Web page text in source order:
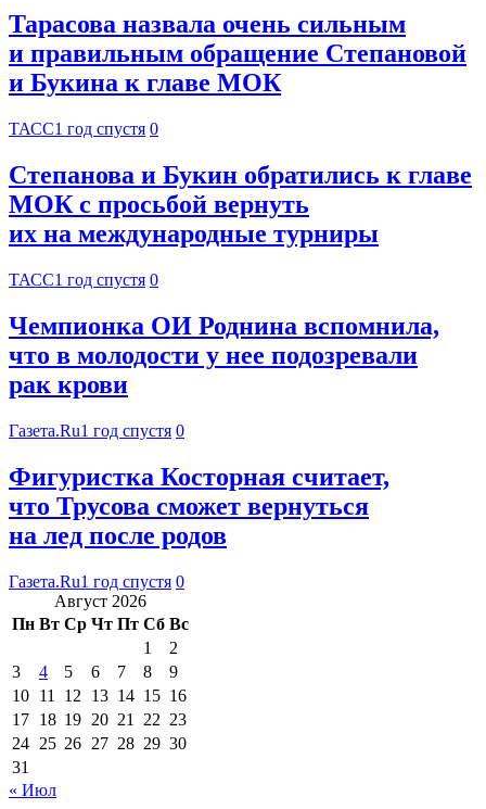
Тарасова назвала очень сильным
и правильным обращение Степановой
и Букина к главе МОК
ТАСС1 год спустя 0
Степанова и Букин обратились к главе
МОК с просьбой вернуть
их на международные турниры
ТАСС1 год спустя 0
Чемпионка ОИ Роднина вспомнила,
что в молодости у нее подозревали
рак крови
Газета.Ru1 год спустя 0
Фигуристка Косторная считает,
что Трусова сможет вернуться
на лед после родов
Газета.Ru1 год спустя 0
Август 2026
Пн Вт Ср Чт Пт Сб Вс
1
2
3
4 5 6 7 8
9
10 11 12 13 14 15 16
17 18 19 20 21 22 23
24 25 26 27 28 29 30
31
« Июл